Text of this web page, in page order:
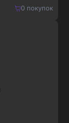
0покупок